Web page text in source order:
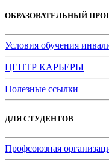
ОБРАЗОВАТЕЛЬНЫЙ
Условия обучения
ЦЕНТР КАРЬЕРЫ
Полезные ссылки
ДЛЯ СТУДЕНТОВ
Профсоюзная